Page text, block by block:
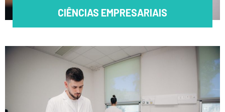
CIÊNCIAS EMPRESARIAIS